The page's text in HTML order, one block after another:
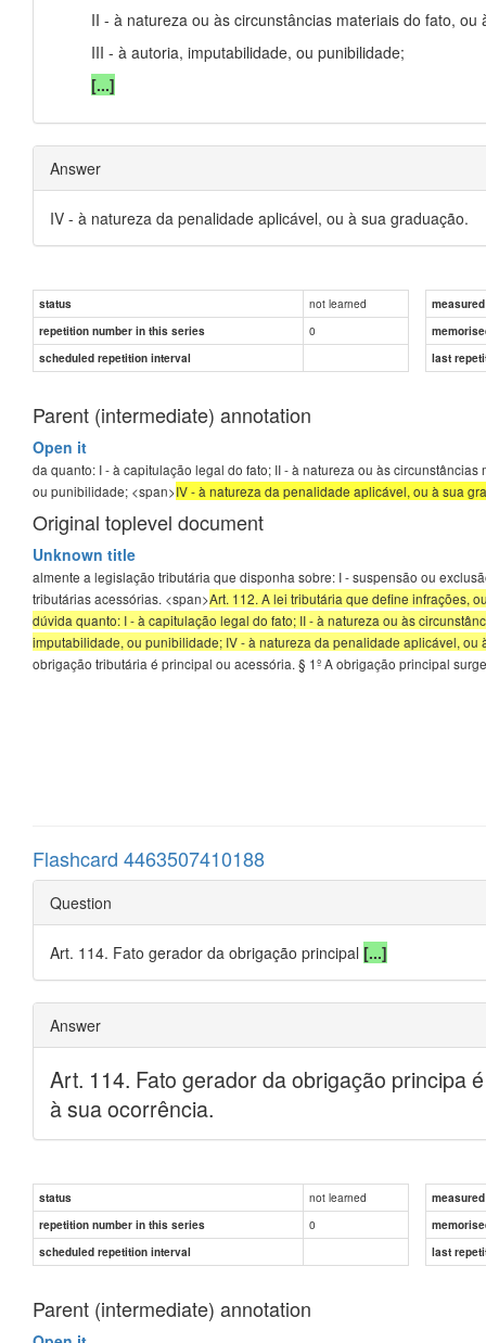
II - à natureza ou às circunstâncias materiais do fato,
III - à autoria, imputabilidade, ou punibilidade;
[...]
Answer
IV - à natureza da penalidade aplicável, ou à sua graduação.
status not learned
repetition number in this series
0
scheduled repetition interval
last
Parent (intermediate) annotation
Open it
da quanto: I - à capitulação legal do fato; II - à natureza ou às
ou punibilidade; <span>IV - à natureza da penalidade aplicável, ou à sua
Original toplevel document
Unknown title
almente a legislação tributária que disponha sobre: I - suspensão ou
tributárias acessórias. <span>Art. 112. A lei tributária que define infrações,
dúvida quanto: I - à capitulação legal do fato; II - à natureza ou às
imputabilidade, ou punibilidade; IV - à natureza da penalidade aplicável, ou
obrigação tributária é principal ou acessória. § 1º A obrigação principal
Flashcard 4463507410188
Question
Art. 114. Fato gerador da obrigação principal [...]
Answer
Art. 114. Fato gerador da obrigação principa
à sua ocorrência.
status not learned
repetition number in this series
0
scheduled repetition interval
last
Parent (intermediate) annotation